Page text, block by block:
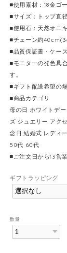
■使用素材：18金ゴ
■サイズ：トップ直
■使用石：天然オニ
■チェーン約
■品質保証書・ケース
■モニターの発色具
す。
■ギフト配送希望の
■商品カテゴリ
母の日 ホワイトデ
ズ ジュエリー アク
念日 結婚式 レディ
50代 60代
■ご注文日から13営
ギフトラッピング
数量